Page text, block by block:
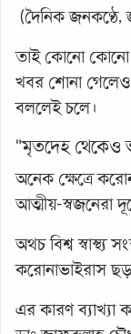
(দৈনিক জনকণ্ঠে,
তাই কোনো কোনো
খবর শোনা গেলেও
বললেই চলে।
"মৃতদেহ থেকেও
অনেক ক্ষেত্রে
আত্মীয়-স্বজনেরা
অথচ বিশ্ব স্বাস্থ্য
করোনাভাইরাস
এর কারণ ব্যাখ্যা